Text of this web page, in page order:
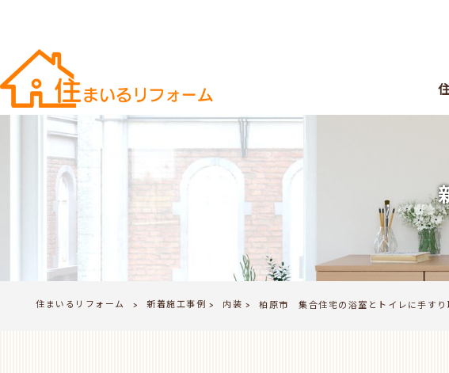
住まいるリフォーム > 新着施工事例 > 内装 > 柏原市 集合住宅の浴室とトイレに手すり